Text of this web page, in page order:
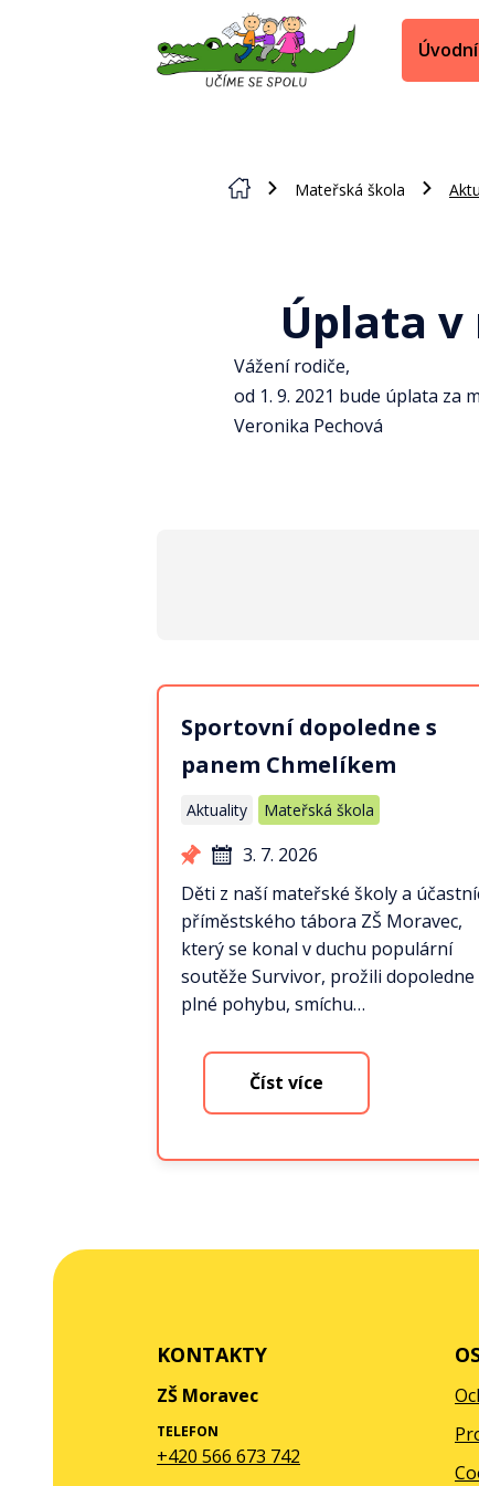
Mateřská škola
Úplata v
Vážení rodiče,
od 1. 9. 2021 bude úplata za
Veronika Pechová
Sportovní dopoledne s
panem Chmelíkem
Aktuality Mateřská škola
3. 7. 2026
Děti z naší mateřské školy a
příměstského tábora ZŠ Moravec,
který se konal v duchu populární
soutěže Survivor, prožili dopoledne
plné pohybu, smíchu…
Číst více
KONTAKTY
ZŠ Moravec
TELEFON
+420 566 673 742